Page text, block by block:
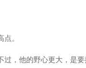
。
，他的野心更大，是